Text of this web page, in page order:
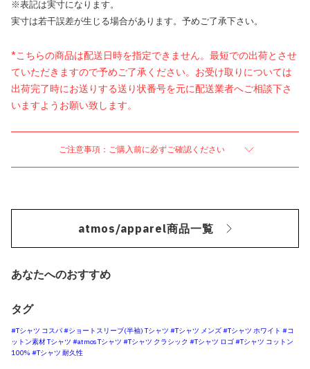
※表記は実寸になります。
実寸は若干誤差が生じる場合があります。予めご了承下さい。
*こちらの商品は配送日時を指定できません。最短での出荷とさせ
ていただきますので予めご了承ください。お受け取りについては
出荷完了時にお送りする送り状番号を元に配送業者へご相談下さ
いますようお願い致します。
ご注意事項：ご購入前に必ずご確認ください
atmos/apparel商品一覧
あなたへのおすすめ
タグ
#Tシャツ コスパ#ショートスリーブ(半袖) Tシャツ #Tシャツ メンズ#Tシャツ ホワイト #コ
ットン素材 Tシャツ #atmos Tシャツ #Tシャツ クラシック #Tシャツ ロゴ#Tシャツ コットン
100% #Tシャツ 耐久性